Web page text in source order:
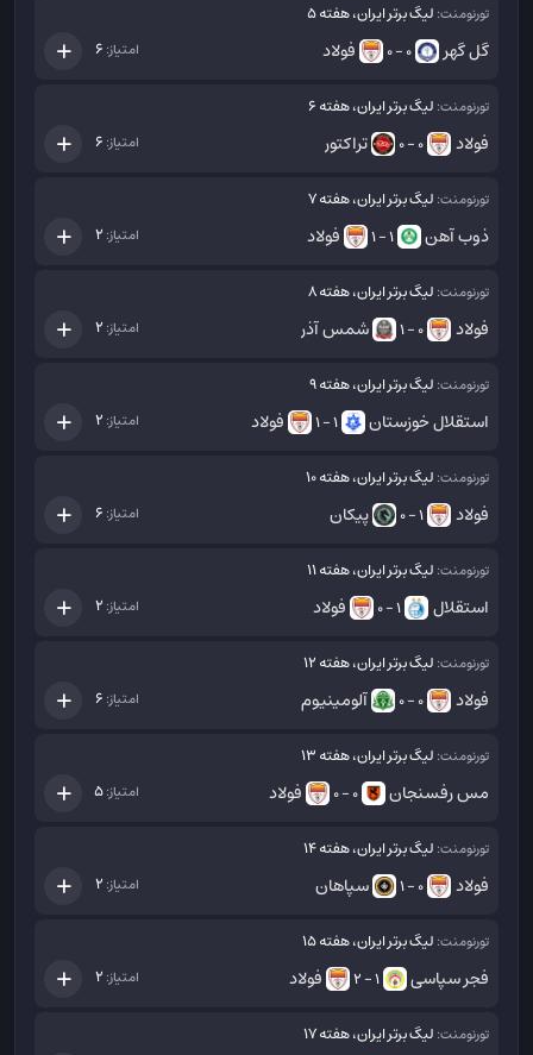
تورنومنت: لیگ برتر ایران، هفته 5
گل گهر 0 - 0 فولاد امتیاز: 6
تورنومنت: لیگ برتر ایران، هفته 6
فولاد 0 - 0 تراکتور امتیاز: 6
تورنومنت: لیگ برتر ایران، هفته 7
ذوب آهن 1 - 1 فولاد امتیاز: 2
تورنومنت: لیگ برتر ایران، هفته 8
فولاد 0 - 1 شمس آذر امتیاز: 2
تورنومنت: لیگ برتر ایران، هفته 9
استقلال خوزستان 1 - 1 فولاد امتیاز: 2
تورنومنت: لیگ برتر ایران، هفته 10
فولاد 1 - 0 پیکان امتیاز: 6
تورنومنت: لیگ برتر ایران، هفته 11
استقلال 1 - 0 فولاد امتیاز: 2
تورنومنت: لیگ برتر ایران، هفته 12
فولاد 0 - 0 آلومینیوم امتیاز: 6
تورنومنت: لیگ برتر ایران، هفته 13
مس رفسنجان 0 - 0 فولاد امتیاز:5
تورنومنت: لیگ برتر ایران، هفته 14
فولاد 0 - 1 سپاهان امتیاز: 2
تورنومنت: لیگ برتر ایران، هفته 15
فجر سپاسی 1 - 2 فولاد امتیاز: 2
تورنومنت: لیگ برتر ایران، هفته 17